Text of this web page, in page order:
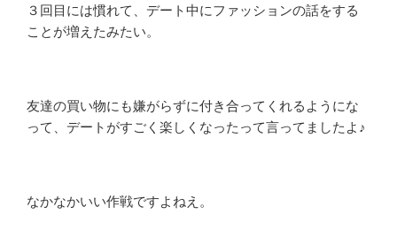
３回目には慣れて、デート中にファッションの話をする
ことが増えたみたい。
友達の買い物にも嫌がらずに付き合ってくれるようにな
って、デートがすごく楽しくなったって言ってましたよ♪
なかなかいい作戦ですよねえ。